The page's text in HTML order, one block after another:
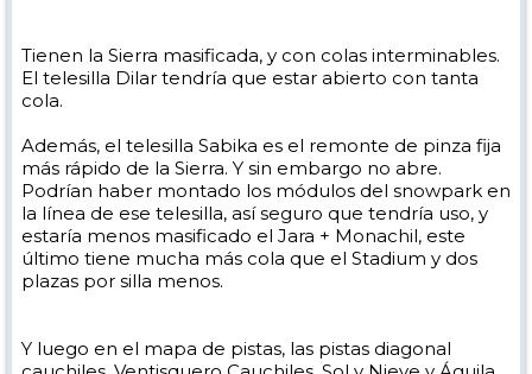
Tienen la Sierra masificada, y con colas interminables.
El telesilla Dilar tendría que estar abierto con tanta
cola.
Además, el telesilla Sabika es el remonte de pinza fija
más rápido de la Sierra. Y sin embargo no abre.
Podrían haber montado los módulos del snowpark en
la línea de ese telesilla, así seguro que tendría uso, y
estaría menos masificado el Jara + Monachil, este
último tiene mucha más cola que el Stadium y dos
plazas por silla menos.
Y luego en el mapa de pistas, las pistas diagonal